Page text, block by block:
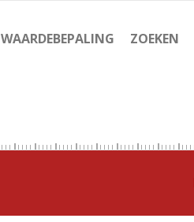
WAARDEBEPALING ZOEKEN